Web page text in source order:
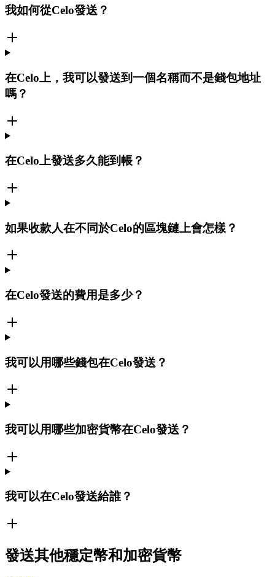
我如何從Celo發送？
在Celo上，我可以發送到一個名稱而不是錢包地址
嗎？
在Celo上發送多久能到帳？
如果收款人在不同於Celo的區塊鏈上會怎樣？
在Celo發送的費用是多少？
我可以用哪些錢包在Celo發送？
我可以用哪些加密貨幣在Celo發送？
我可以在Celo發送給誰？
發送其他穩定幣和加密貨幣